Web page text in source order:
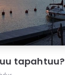
tapahtuu?